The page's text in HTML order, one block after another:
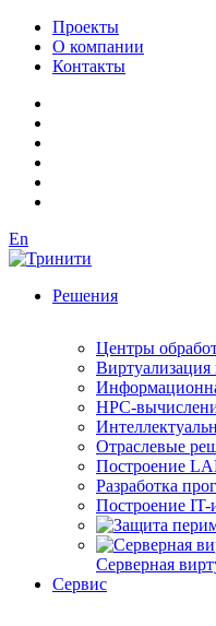
Проекты
О компании
Контакты
En
Решения
Центры
Виртуализация
HPC-
Отраслевые
Построение
Разработка
Построение IT-
Серверная
Сервис